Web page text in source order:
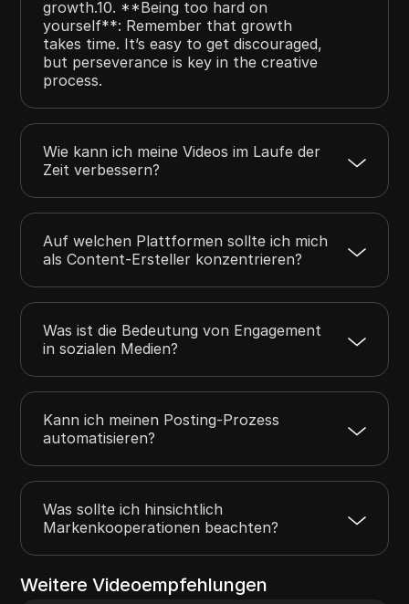
growth.10. **Being too hard on
yourself**: Remember that growth
takes time. It’s easy to get discouraged,
but perseverance is key in the creative
process.
Wie kann ich meine Videos im Laufe der
Zeit verbessern?
Auf welchen Plattformen sollte ich mich
als Content-Ersteller konzentrieren?
Was ist die Bedeutung von Engagement
in sozialen Medien?
Kann ich meinen Posting-Prozess
automatisieren?
Was sollte ich hinsichtlich
Markenkooperationen beachten?
Weitere Videoempfehlungen